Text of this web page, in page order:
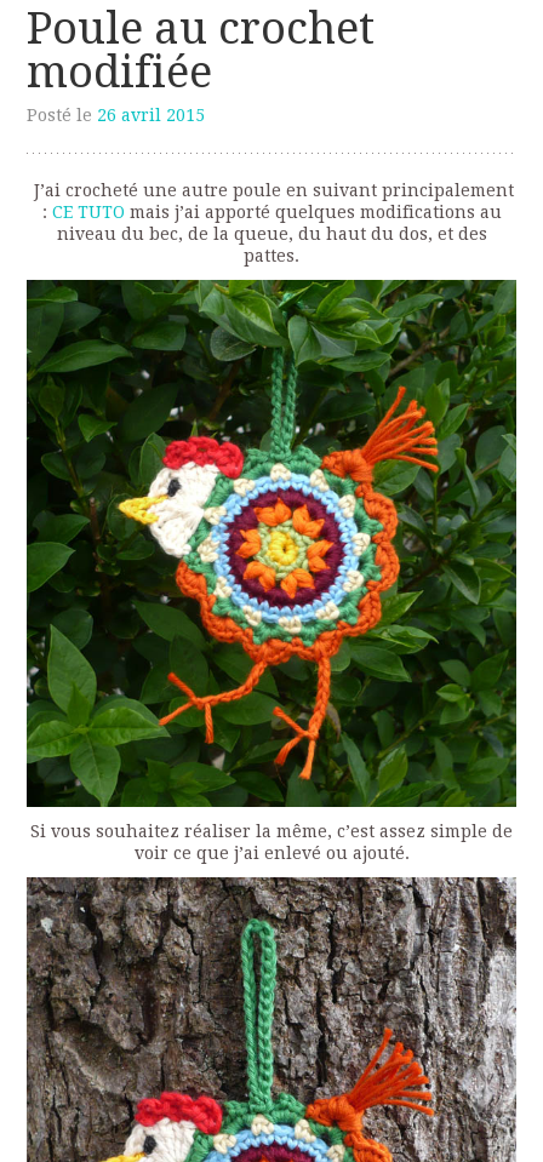
Poule au crochet
modifiée
Posté le 26 avril 2015
J’ai crocheté une autre poule en suivant principalement
: CE TUTO mais j’ai apporté quelques modifications au
niveau du bec, de la queue, du haut du dos, et des
pattes.
Si vous souhaitez réaliser la même, c’est assez simple de
voir ce que j’ai enlevé ou ajouté.